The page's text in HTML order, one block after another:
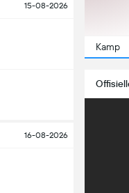
15-08-2026
16-08-2026
Kamp